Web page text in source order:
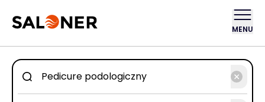
MENU